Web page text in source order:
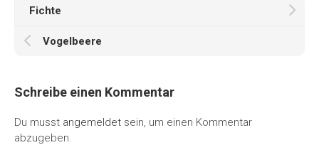
Fichte
Vogelbeere
Schreibe einen Kommentar
Du musst angemeldet sein, um einen Kommentar
abzugeben.